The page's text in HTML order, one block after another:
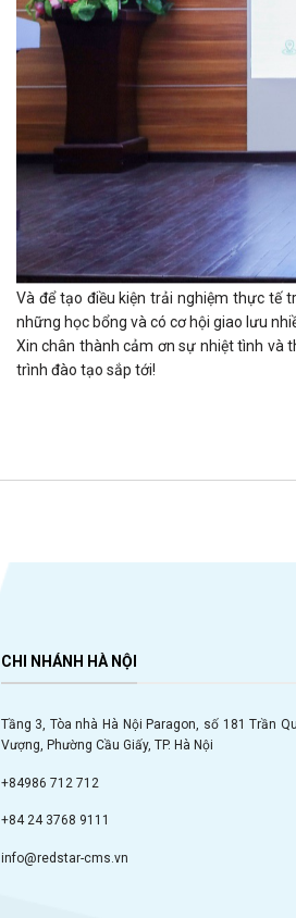
Và để tạo điều kiện trải nghiệm thực tế
những học bổng và có cơ hội giao lưu
Xin chân thành cảm ơn sự nhiệt tình và
trình đào tạo sắp tới!
CHI NHÁNH HÀ NỘI
Tầng 3, Tòa nhà Hà Nội Paragon, số 181 Trần
Vượng, Phường Cầu Giấy, TP. Hà Nội
+84986 712 712
+84 24 3768 9111
info@redstar-cms.vn